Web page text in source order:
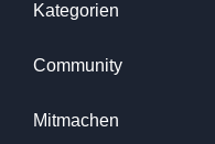
Kategorien
Community
Mitmachen